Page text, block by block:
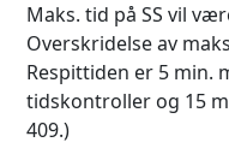
Maks. tid på SS vil
Overskridelse av
Respittiden er 5 min.
tidskontroller og 15
409.)